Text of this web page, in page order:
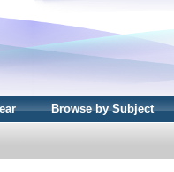
Browse by Subject